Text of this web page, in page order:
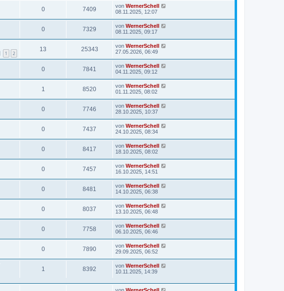
0 7409 von WernerSchell
08.11.2025, 12:07
0 7329 von WernerSchell
08.11.2025, 09:17
1 2
13 25343 von WernerSchell
27.05.2026, 06:49
0 7841 von WernerSchell
04.11.2025, 09:12
1 8520 von WernerSchell
01.11.2025, 08:02
0 7746 von WernerSchell
28.10.2025, 10:37
0 7437 von WernerSchell
24.10.2025, 08:34
0 8417 von WernerSchell
18.10.2025, 08:02
0 7457 von WernerSchell
16.10.2025, 14:51
0 8481 von WernerSchell
14.10.2025, 06:38
0 8037 von WernerSchell
13.10.2025, 06:48
0 7758 von WernerSchell
06.10.2025, 06:46
0 7890 von WernerSchell
29.09.2025, 06:52
1 8392 von WernerSchell
10.11.2025, 14:39
von WernerSchell